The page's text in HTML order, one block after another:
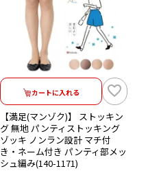
カートに入れる
【満足(マンゾク)】 ストッキン
グ 無地 パンティストッキング
ゾッキ ノンラン設計 マチ付
き・ネーム付き パンティ部メッ
シュ編み(140-1171)